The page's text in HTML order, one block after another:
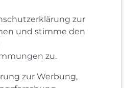
zur
und stimme den
zu.
zur Werbung,